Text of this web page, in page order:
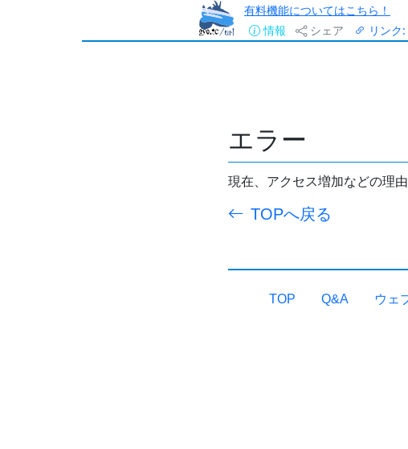
有料機能についてはこちら！
情報
シェア リンク: